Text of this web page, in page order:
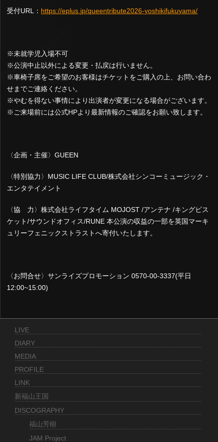
受付URL： https://eplus.jp/queentribute2026-yoshikifukuyama/
※未就学児入場不可
※公演中止以外による変更・払戻は行いません。
※車椅子席をご希望のお客様はチケットをご購入の上、お問い合わ
せまでご連絡ください。
※やむを得ない事情により出演者が変更になる場合がございます。
※ご来場前には公式HPより最新情報のご確認をお願い致します。
〈企画・主催〉GUEEN
〈特別協力〉MUSIC LIFE CLUB/株式会社シンコーミュージック・
エンタテイメント
〈協 力〉株式会社ライフタイム MOJOST /アンテナ /キングビス
ケット/サウンドオフィス/RUNE 本公演の収益の一部を英国マーキ
ュリーフェニックストラストへ寄付いたします。
〈お問合せ〉サンライズプロモーション 0570-00-3337(平日
12:00~15:00)
LIVE
DIARY
MEDIA
PROFILE
LINK
新福山王国
DISCOGRAPHY
福山芳樹
JAM Project